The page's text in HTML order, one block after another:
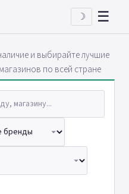
☽ ☰
и выбирайте лучшие
по всей стране